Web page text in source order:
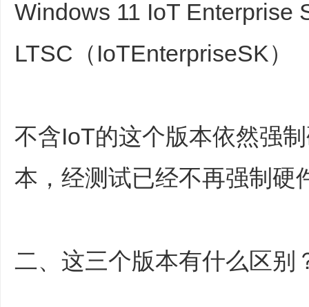
Windows 11 IoT Enterprise
LTSC（IoTEnterpriseSK）
不含IoT的这个版本依然强
本，经测试已经不再强制硬
二、这三个版本有什么区别